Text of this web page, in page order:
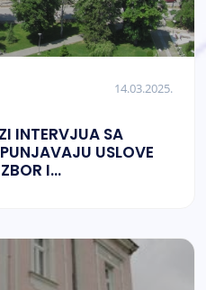
14.03.2025.
INTERVJUA SA
USLOVE
I
JAVNIH PREDUZEĆA
JAVNIH USTANOVA